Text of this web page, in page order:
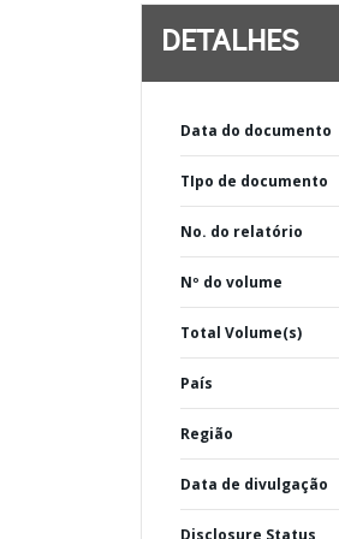
DETALHES
Data do documento
TIpo de documento
No. do relatório
Nº do volume
Total Volume(s)
País
Região
Data de divulgação
Disclosure Status